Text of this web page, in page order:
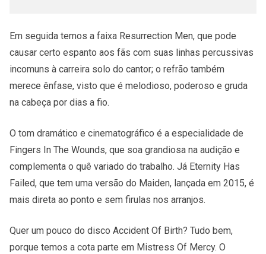
Em seguida temos a faixa Resurrection Men, que pode
causar certo espanto aos fãs com suas linhas percussivas
incomuns à carreira solo do cantor; o refrão também
merece ênfase, visto que é melodioso, poderoso e gruda
na cabeça por dias a fio.
O tom dramático e cinematográfico é a especialidade de
Fingers In The Wounds, que soa grandiosa na audição e
complementa o quê variado do trabalho. Já Eternity Has
Failed, que tem uma versão do Maiden, lançada em 2015, é
mais direta ao ponto e sem firulas nos arranjos.
Quer um pouco do disco Accident Of Birth? Tudo bem,
porque temos a cota parte em Mistress Of Mercy. O